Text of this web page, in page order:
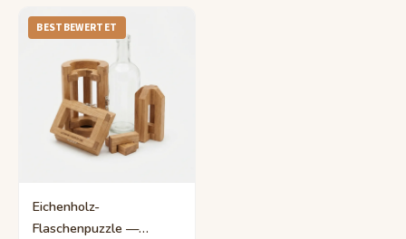
BESTBEWERTET
Eichenholz-
Flaschenpuzzle —